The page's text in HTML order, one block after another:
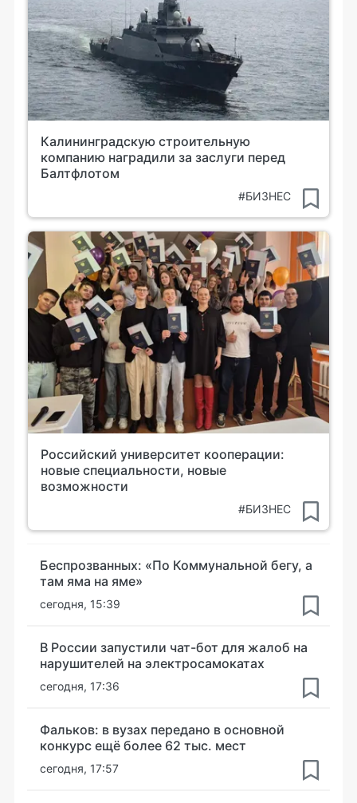
Калининградскую строительную
компанию наградили за заслуги перед
Балтфлотом
#БИЗНЕС
Российский университет кооперации:
новые специальности, новые
возможности
#БИЗНЕС
Беспрозванных: «По Коммунальной бегу, а
там яма на яме»
сегодня, 15:39
В России запустили чат-бот для жалоб на
нарушителей на электросамокатах
сегодня, 17:36
Фальков: в вузах передано в основной
конкурс ещё более 62 тыс. мест
сегодня, 17:57